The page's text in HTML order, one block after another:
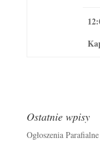
Ostatnie wpisy
Ogłoszenia